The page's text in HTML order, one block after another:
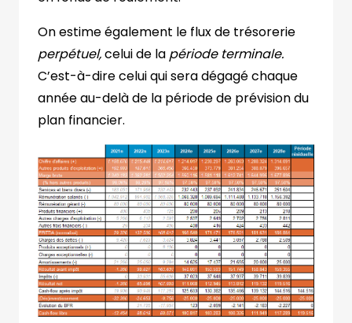
On estime également le flux de trésorerie
perpétuel,celui de la période terminale.
C’est-à-dire celui qui sera dégagé chaque
année au-delà de la période de prévision du
plan financier.